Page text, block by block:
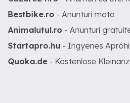
Bestbike.ro - Anunturi moto
Animalutul.ro - Anunturi
Startapro.hu - Ingyenes
Quoka.de - Kostenlose